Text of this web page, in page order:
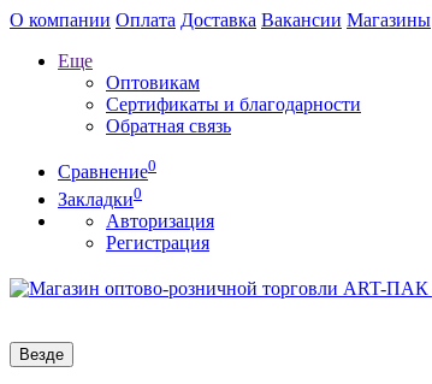
О компании Оплата Доставка Вакансии Магазины
Еще
Оптовикам
Сертификаты и благодарности
Обратная связь
Сравнение0
Закладки0
Авторизация
Регистрация
Везде